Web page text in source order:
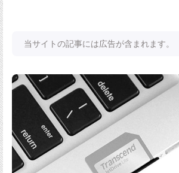
当サイトの記事には広告が含まれます。